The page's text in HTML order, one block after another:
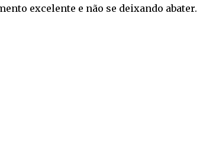
excelente e não se deixando abater.